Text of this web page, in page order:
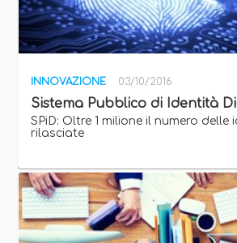
INNOVAZIONE 03/10/2016
Sistema Pubblico di Identità
SPiD: Oltre 1 milione il numero
rilasciate